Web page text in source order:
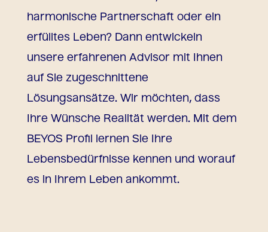
harmonische Partnerschaft oder ein
erfülltes Leben? Dann entwickeln
unsere erfahrenen Advisor mit Ihnen
auf Sie zugeschnittene
Lösungsansätze. Wir möchten, dass
Ihre Wünsche Realität werden. Mit dem
BEYOS Profil lernen Sie Ihre
Lebensbedürfnisse kennen und worauf
es in Ihrem Leben ankommt.